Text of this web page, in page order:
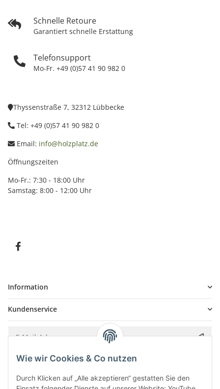
Schnelle Retoure
Garantiert schnelle Erstattung
Telefonsupport
Mo-Fr. +49 (0)57 41 90 982 0
Thyssenstraße 7, 32312 Lübbecke
Tel: +49 (0)57 41 90 982 0
Email: info@holzplatz.de
Öffnungszeiten
Mo-Fr.: 7:30 - 18:00 Uhr
Samstag: 8:00 - 12:00 Uhr
Information
Kundenservice
Bitte senden Sie mir entsprechend IhrerDatenschutzerklärung
Wie wir Cookies & Co nutzen
Durch Klicken auf „Alle akzeptieren“ gestatten Sie den